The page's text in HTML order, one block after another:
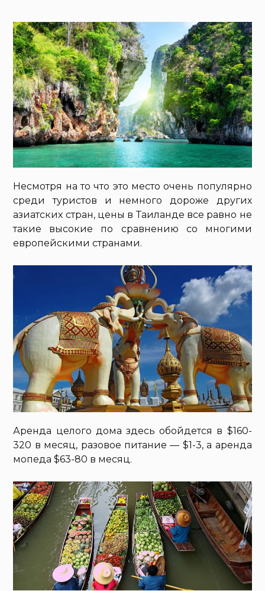
Несмотря на то что это место очень популярно
среди туристов и немного дороже других
азиатских стран, цены в Таиланде все равно не
такие высокие по сравнению со многими
европейскими странами.
Аренда целого дома здесь обойдется в $160-
320 в месяц, разовое питание — $1-3, а аренда
мопеда $63-80 в месяц.